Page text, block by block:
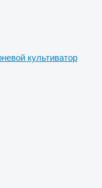
культиватор